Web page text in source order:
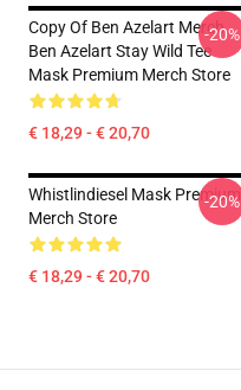
Copy Of Ben Azelart Merch
Ben Azelart Stay Wild Tee
Mask Premium Merch Store
€ 18,29 - € 20,70
-20%
Whistlindiesel Mask Premium
Merch Store
€ 18,29 - € 20,70
-20%